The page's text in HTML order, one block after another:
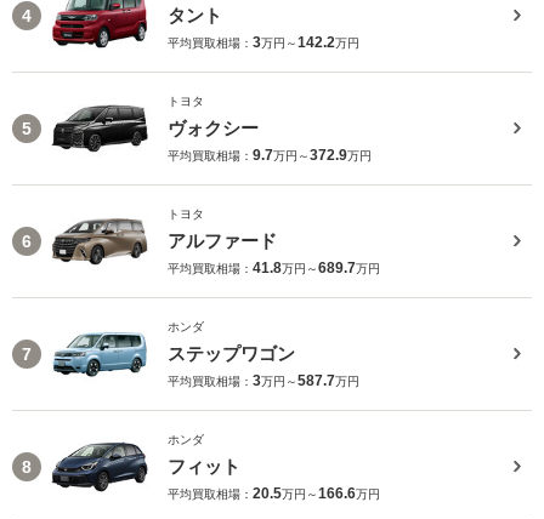
4 タント
平均買取相場： 3万円～142.2万円
5
トヨタ
ヴォクシー
平均買取相場： 9.7万円～372.9万円
6
トヨタ
アルファード
平均買取相場： 41.8万円～689.7万円
7
ホンダ
ステップワゴン
平均買取相場： 3万円～587.7万円
8
ホンダ
フィット
平均買取相場： 20.5万円～166.6万円